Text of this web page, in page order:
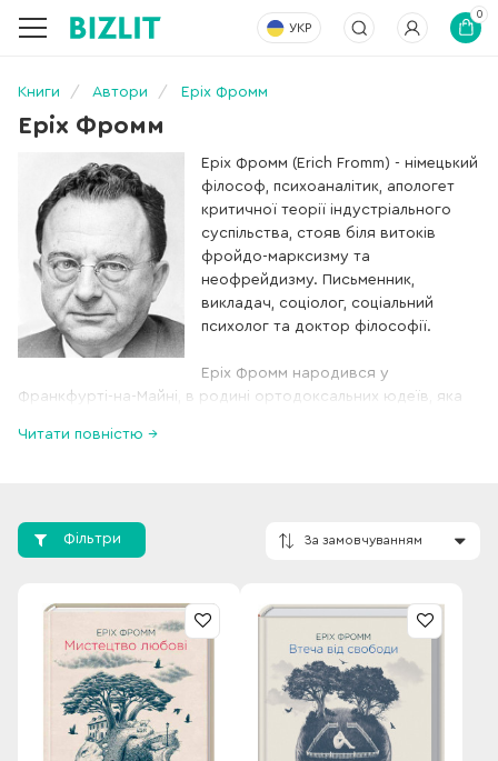
УКР
0
Книги Автори Еріх Фромм
Еріх Фромм
Еріх Фромм (Erich Fromm) - німецький
філософ, психоаналітик, апологет
критичної теорії індустріального
суспільства, стояв біля витоків
фройдо-марксизму та
неофрейдизму. Письменник,
викладач, соціолог, соціальний
психолог та доктор філософії.
Еріх Фромм народився у
Франкфурті-на-Майні, в родині ортодоксальних юдеїв, яка
всотав скепсис стосовно ідеалів капіталістичного
спонукало його до вивчення психології, соціології та
філософії. Ступінь доктора філософії він здобув у 22 роки, в
згодом розчарувався і продовжив пошуки власної
У 1930-х викладав та проводив дослідження у
Франкфуртському інституті соціальних досліджень, де
долучився до спілки філософів, які згодом стали відомими
як "Франкфуртська школа". Перша робота Фромма була
Читати повністю →
Фільтри
За